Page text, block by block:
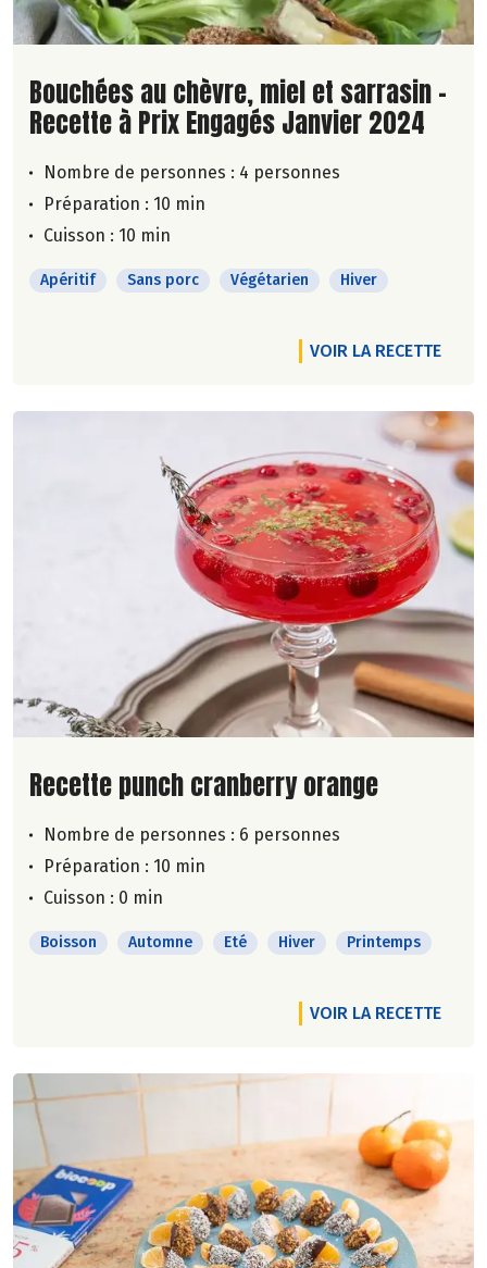
Lire la suite de la recette
Bouchées au chèvre, miel et sarrasin -
Recette à Prix Engagés Janvier 2024
Nombre de personnes : 4 personnes
Préparation : 10 min
Cuisson : 10 min
Apéritif Sans porc Végétarien Hiver
VOIR LA RECETTE
Lire la suite de la recette
Recette punch cranberry orange
Nombre de personnes : 6 personnes
Préparation : 10 min
Cuisson : 0 min
Boisson Automne Eté Hiver Printemps
VOIR LA RECETTE